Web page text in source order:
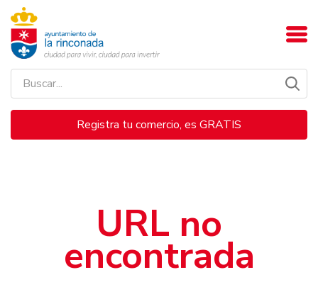
Registra tu comercio, es GRATIS
URL no
encontrada